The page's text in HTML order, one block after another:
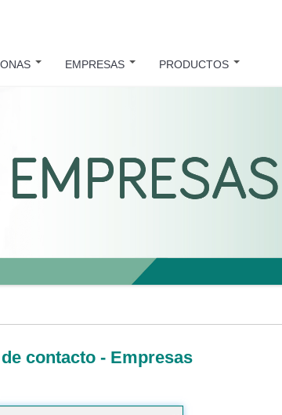
EMPRESAS PRODUCTOS